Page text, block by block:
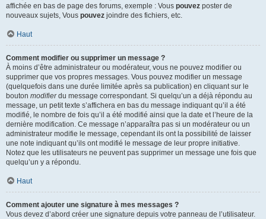
affichée en bas de page des forums, exemple : Vous pouvez poster de
nouveaux sujets, Vous pouvez joindre des fichiers, etc.
Haut
Comment modifier ou supprimer un message ?
À moins d’être administrateur ou modérateur, vous ne pouvez modifier ou
supprimer que vos propres messages. Vous pouvez modifier un message
(quelquefois dans une durée limitée après sa publication) en cliquant sur le
bouton modifierdu message correspondant. Si quelqu’un a déjà répondu au
message, un petit texte s’affichera en bas du message indiquant qu’il a été
modifié, le nombre de fois qu’il a été modifié ainsi que la date et l’heure de la
dernière modification. Ce message n’apparaîtra pas si un modérateur ou un
administrateur modifie le message, cependant ils ont la possibilité de laisser
une note indiquant qu’ils ont modifié le message de leur propre initiative.
Notez que les utilisateurs ne peuvent pas supprimer un message une fois que
quelqu’un y a répondu.
Haut
Comment ajouter une signature à mes messages ?
Vous devez d’abord créer une signature depuis votre panneau de l’utilisateur.